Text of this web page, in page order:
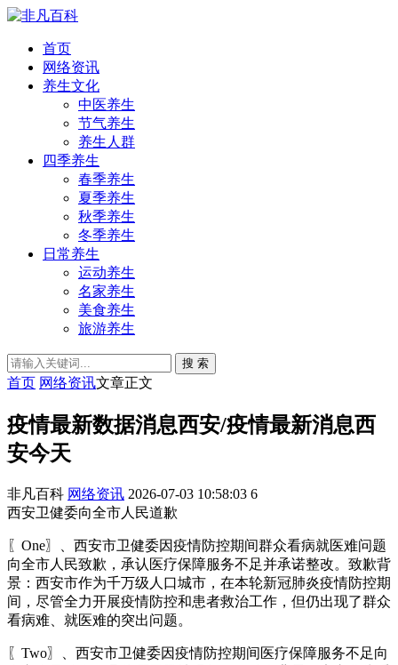
首页
网络资讯
养生文化
中医养生
节气养生
养生人群
四季养生
春季养生
夏季养生
秋季养生
冬季养生
日常养生
运动养生
名家养生
美食养生
旅游养生
搜 索
首页 网络资讯文章正文
疫情最新数据消息西安/疫情最新消息西
安今天
非凡百科 网络资讯 2026-07-03 10:58:03 6
西安卫健委向全市人民道歉
〖One〗、西安市卫健委因疫情防控期间群众看病就医难问题
向全市人民致歉，承认医疗保障服务不足并承诺整改。致歉背
景：西安市作为千万级人口城市，在本轮新冠肺炎疫情防控期
间，尽管全力开展疫情防控和患者救治工作，但仍出现了群众
看病难、就医难的突出问题。
〖Two〗、西安市卫健委因疫情防控期间医疗保障服务不足向